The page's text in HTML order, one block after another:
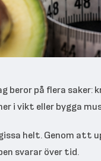
beror på flera
i vikt eller bygga
helt. Genom
svarar över tid.